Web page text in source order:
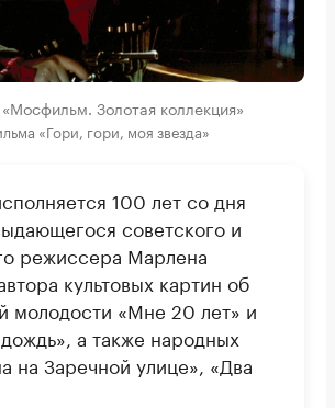
Золотая коллекция»
«Гори, гори, моя звезда»
100 лет со дня
советского и
режиссера Марлена
культовых картин об
молодости «Мне 20 лет» и
а также народных
на Заречной улице», «Два